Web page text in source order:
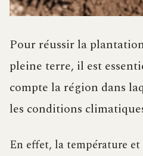
Pour réussir la
pleine terre, il est
compte la région dans
les conditions
En effet, la température